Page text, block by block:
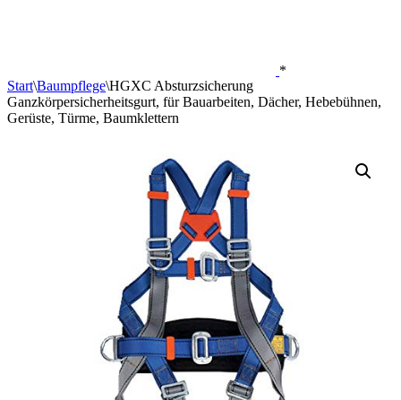
*
Start\Baumpflege\HGXC Absturzsicherung
Ganzkörpersicherheitsgurt, für Bauarbeiten, Dächer, Hebebühnen,
Gerüste, Türme, Baumklettern